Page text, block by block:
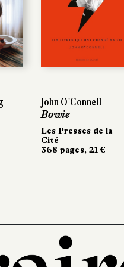
John O'Connell
Bowie
Les Presses de la
Cité
368 pages, 21 €